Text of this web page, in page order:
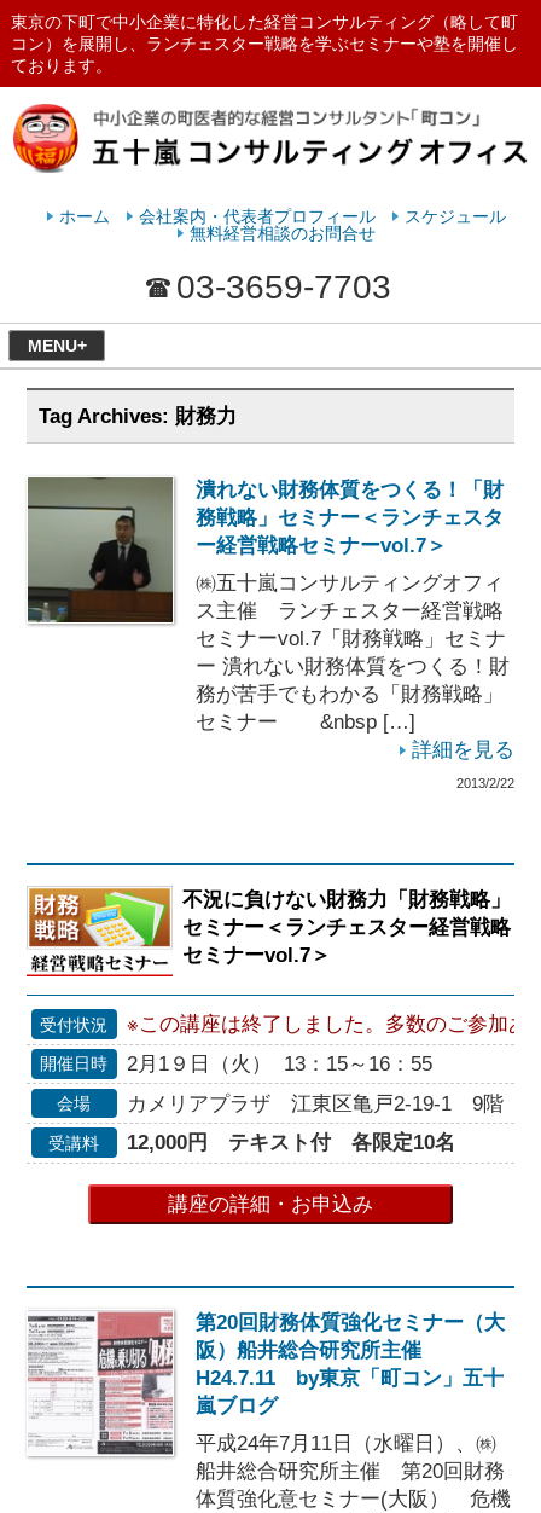
東京の下町で中小企業に特化した経営コンサルティング（略して町
コン）を展開し、ランチェスター戦略を学ぶセミナーや塾を開催し
ております。
ランチェスターの法則を学ぶなら
ホーム 会社案内・代表者プロフィール
スケジュール
無料経営相談のお問合せ
03-3659-7703
MENU+
Tag Archives: 財務力
潰れない財務体質をつくる！「財
務戦略」セミナー＜ランチェスタ
ー経営戦略セミナーvol.7＞
㈱五十嵐コンサルティングオフィ
ス主催 ランチェスター経営戦略
セミナーvol.7「財務戦略」セミナ
ー 潰れない財務体質をつくる！財
務が苦手でもわかる「財務戦略」
セミナー &nbsp […]
詳細を見る
2013/2/22
不況に負けない財務力「財務戦略」
セミナー＜ランチェスター経営戦略
セミナーvol.7＞
受付状況 ※この講座は終了しました。多数のご参加あ
開催日時 2月1９日（火） 13：15～16：55
会場 カメリアプラザ 江東区亀戸2-19-1 9階
受講料 12,000円 テキスト付 各限定10名
講座の詳細・お申込み
第20回財務体質強化セミナー（大
阪）船井総合研究所主催
H24.7.11 by東京「町コン」五十
嵐ブログ
平成24年7月11日（水曜日）、㈱
船井総合研究所主催 第20回財務
体質強化意セミナー(大阪） 危機